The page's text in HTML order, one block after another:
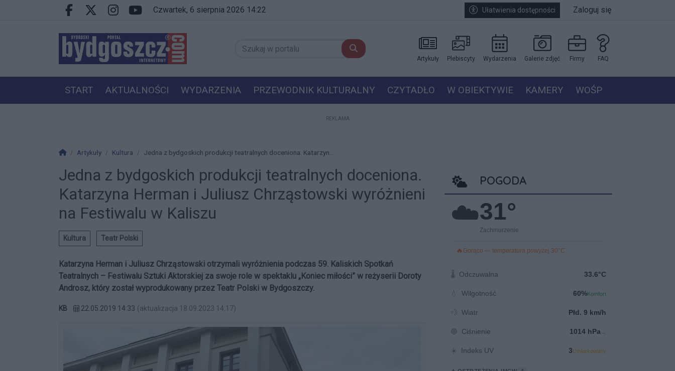
Przejdź do głównych treści
Przejdź do wyszukiwarki
Przejdź do głównego menu
Facebook.com
X.comInstagram.com
Youtube.com
czwartek, 6 sierpnia 2026 14:22 Ułatwienia dostępności Zaloguj się
Artykuły Plebiscyty Wydarzenia Galerie zdjęć Firmy FAQ
START AKTUALNOŚCI WYDARZENIA PRZEWODNIK KULTURALNY CZYTADŁO W OBIEKTYWIE KAMERY WOŚP
REKLAMA
Strona główna
Artykuły Kultura Jedna z bydgoskich produkcji teatralnych doceniona. Katarzyn...
Jedna z bydgoskich produkcji teatralnych doceniona.
Katarzyna Herman i Juliusz Chrząstowski wyróżnieni
na Festiwalu w Kaliszu
Kultura Teatr Polski
Katarzyna Herman i Juliusz Chrząstowski otrzymali wyróżnienia podczas 59. Kaliskich Spotkań
Teatralnych – Festiwalu Sztuki Aktorskiej za swoje role w spektaklu „Koniec miłości” w reżyserii Doroty
Androsz, który został wyprodukowany przez Teatr Polski w Bydgoszczy.
KB 22.05.2019 14:33 (aktualizacja 18.09.2023 14:17)
POGODA